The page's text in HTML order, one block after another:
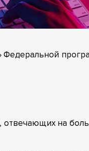
Федеральной
на